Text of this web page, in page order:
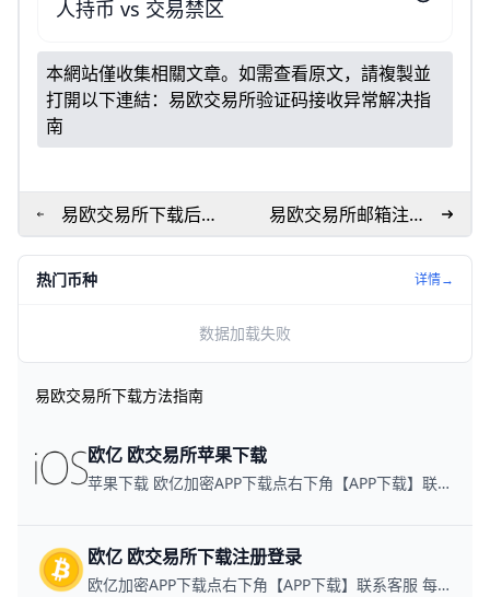
人持币 vs 交易禁区
本網站僅收集相關文章。如需查看原文，請複製並
打開以下連結： 易欧交易所验证码接收异常解决指
南
易欧交易所下载后无
法打开：快速排查与
易欧交易所邮箱注册
流程指南
热门币种 详情→
数据加载失败
易欧交易所下载方法指南
欧亿 欧交易所苹果下载
苹果下载 欧亿加密APP下载点右下角【APP下载】联系客服 每日更新可用链接
欧亿 欧交易所下载注册登录
欧亿加密APP下载点右下角【APP下载】联系客服 每日更新可用链接